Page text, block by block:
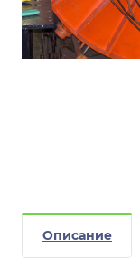
Описание